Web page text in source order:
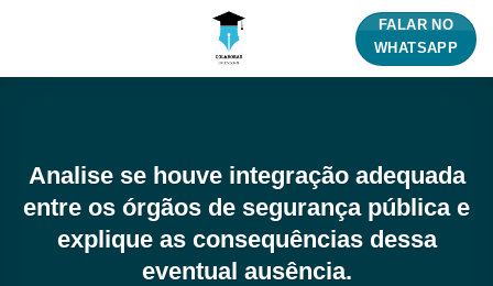
FALAR NO
WHATSAPP
Analise se houve integração adequada
entre os órgãos de segurança pública e
explique as consequências dessa
eventual ausência.